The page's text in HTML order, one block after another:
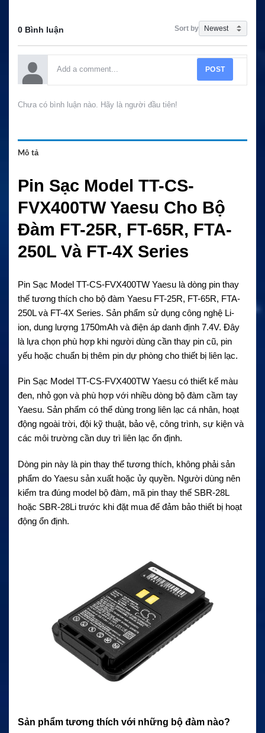
0 Bình luận Sort by
POST
Chưa có bình luận nào. Hãy là người đầu tiên!
Mô tả
Pin Sạc Model TT-CS-
FVX400TW Yaesu Cho Bộ
Đàm FT-25R, FT-65R, FTA-
250L Và FT-4X Series
Pin Sạc Model TT-CS-FVX400TW Yaesu là dòng pin thay
thế tương thích cho bộ đàm Yaesu FT-25R, FT-65R, FTA-
250L và FT-4X Series. Sản phẩm sử dụng công nghệ Li-
ion, dung lượng 1750mAh và điện áp danh định 7.4V. Đây
là lựa chọn phù hợp khi người dùng cần thay pin cũ, pin
yếu hoặc chuẩn bị thêm pin dự phòng cho thiết bị liên lạc.
Pin Sạc Model TT-CS-FVX400TW Yaesu có thiết kế màu
đen, nhỏ gọn và phù hợp với nhiều dòng bộ đàm cầm tay
Yaesu. Sản phẩm có thể dùng trong liên lạc cá nhân, hoạt
động ngoài trời, đội kỹ thuật, bảo vệ, công trình, sự kiện và
các môi trường cần duy trì liên lạc ổn định.
Dòng pin này là pin thay thế tương thích, không phải sản
phẩm do Yaesu sản xuất hoặc ủy quyền. Người dùng nên
kiểm tra đúng model bộ đàm, mã pin thay thế SBR-28L
hoặc SBR-28Li trước khi đặt mua để đảm bảo thiết bị hoạt
động ổn định.
Sản phẩm tương thích với những bộ đàm nào?